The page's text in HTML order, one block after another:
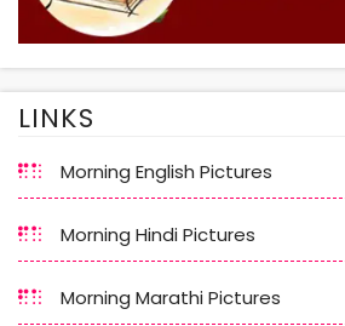
LINKS
Morning English Pictures
Morning Hindi Pictures
Morning Marathi Pictures